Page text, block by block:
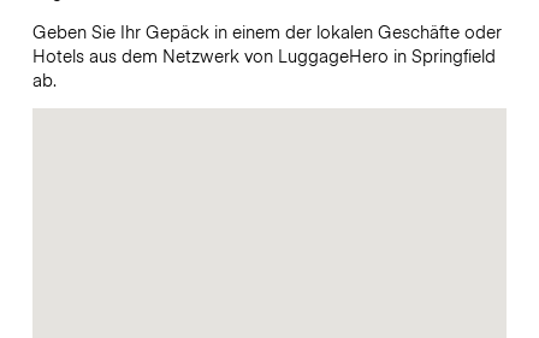
Geben Sie Ihr Gepäck in einem der lokalen Geschäfte oder
Hotels aus dem Netzwerk von LuggageHero in Springfield
ab.